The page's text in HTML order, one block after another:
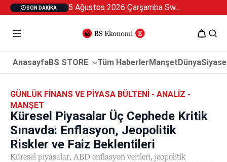
SON DAKIKA 5 Ağustos 2026 Çarşamba Swan Özel 2
AnasayfaBS STORE Tüm HaberlerManşetDünya
GÜNLÜK FINANS VE PIYASA BÜLTENI - ANALIZ -
MANŞET
Küresel Piyasalar Üç Cephede Kritik
Sınavda: Enflasyon, Jeopolitik
Riskler ve Faiz Beklentileri
Küresel piyasalar, ABD enflasyon verileri, jeopolitik